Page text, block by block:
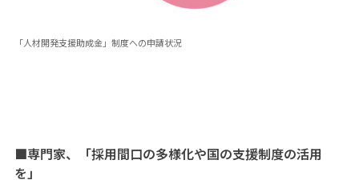
「人材開発支援助成金」制度への申請状況
■専門家、「採用間口の多様化や国の支援制度の活用
を」